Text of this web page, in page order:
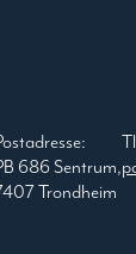
686 Sentrum,
Trondheim